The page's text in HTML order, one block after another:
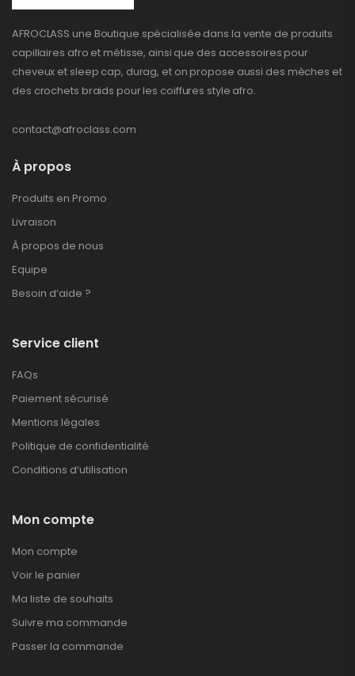
AFROCLASS une Boutique spécialisée dans la vente de produits
capillaires afro et métisse, ainsi que des accessoires pour
cheveux et sleep cap, durag, et on propose aussi des mèches et
des crochets braids pour les coiffures style afro.
contact@afroclass.com
À propos
Produits en Promo
Livraison
À propos de nous
Equipe
Besoin d’aide ?
Service client
FAQs
Paiement sécurisé
Mentions légales
Politique de confidentialité
Conditions d’utilisation
Mon compte
Mon compte
Voir le panier
Ma liste de souhaits
Suivre ma commande
Passer la commande